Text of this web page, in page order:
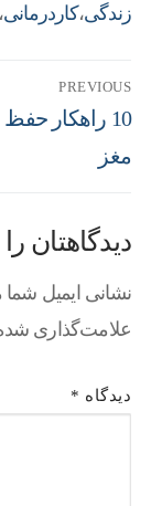
زندگی،کاردرمانی
PREVIOUS
10 راهکار
مغز
دیدگاهتان
نشانی ایمیل
علامت‌گذاری
دیدگاه *